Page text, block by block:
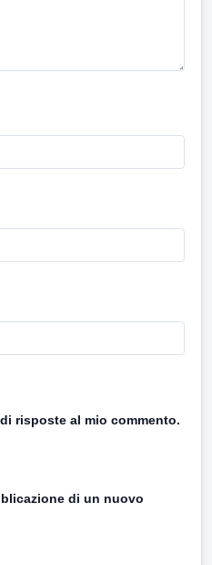
risposte al mio commento.
di un nuovo